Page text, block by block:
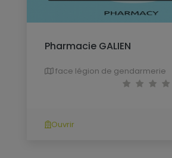
Pharmacie GALIEN
face légion de gendarmerie
Ouvrir